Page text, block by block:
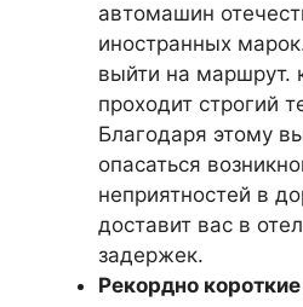
автомашин
иностранных
выйти на
проходит строгий
Благодаря этому
опасаться
неприятностей в
доставит вас в
задержек.
Рекордно